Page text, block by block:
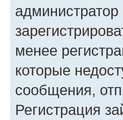
менее
которые
сообщения,
Регистрация